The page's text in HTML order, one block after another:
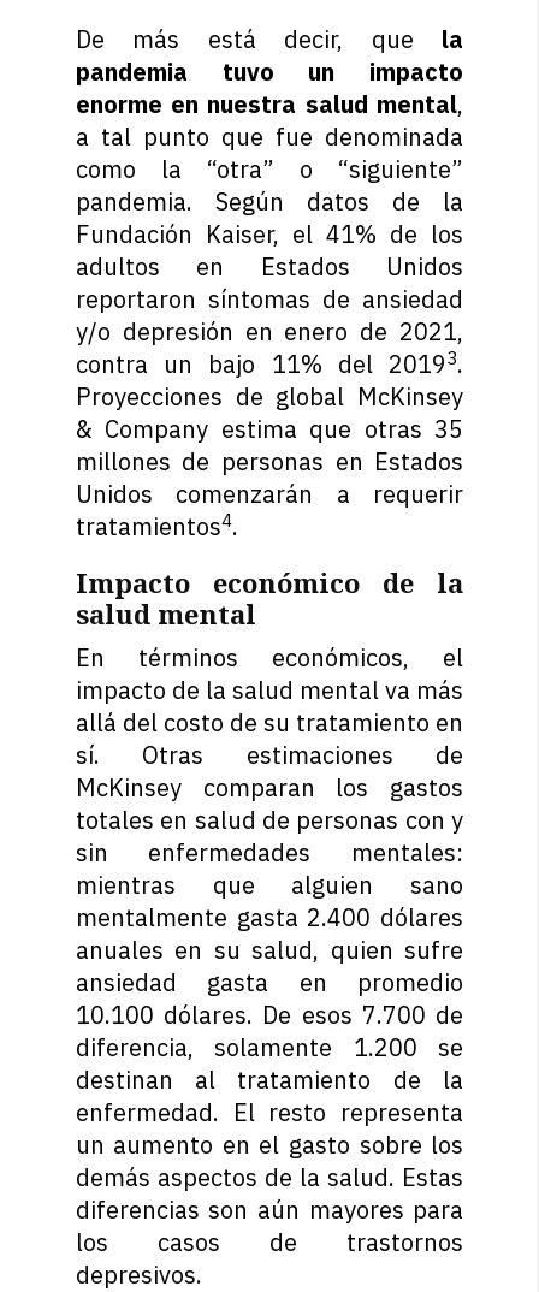
De más está decir, que la
pandemia tuvo un impacto
enorme en nuestra salud mental,
a tal punto que fue denominada
como la “otra” o “siguiente”
pandemia. Según datos de la
Fundación Kaiser, el 41% de los
adultos en Estados Unidos
reportaron síntomas de ansiedad
y/o depresión en enero de 2021,
contra un bajo 11% del 20193.
Proyecciones de global McKinsey
& Company estima que otras 35
millones de personas en Estados
Unidos comenzarán a requerir
tratamientos4.
Impacto económico de la
salud mental
En términos económicos, el
impacto de la salud mental va más
allá del costo de su tratamiento en
sí. Otras estimaciones de
McKinsey comparan los gastos
totales en salud de personas con y
sin enfermedades mentales:
mientras que alguien sano
mentalmente gasta 2.400 dólares
anuales en su salud, quien sufre
ansiedad gasta en promedio
10.100 dólares. De esos 7.700 de
diferencia, solamente 1.200 se
destinan al tratamiento de la
enfermedad. El resto representa
un aumento en el gasto sobre los
demás aspectos de la salud. Estas
diferencias son aún mayores para
los casos de trastornos
depresivos.